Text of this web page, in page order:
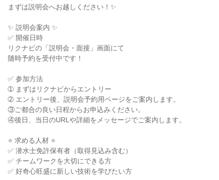
まずは説明会へお越しください！✨
✨ 説明会案内 ✨
✅ 開催日時
リクナビの「説明会・面接」画面にて
随時予約を受付中です！
✅ 参加方法
➀ まずはリクナビからエントリー
➁ エントリー後、説明会予約用ページをご案内します。
③ご都合の良い日程からお申込みください。
④後日、当日のURLや詳細をメッセージでご案内します。
⭐ 求める人材 ⭐
✅ 潜水士免許保有者（取得見込み含む）
✅ チームワークを大切にできる方
✅ 好奇心旺盛に新しい技術を学びたい方